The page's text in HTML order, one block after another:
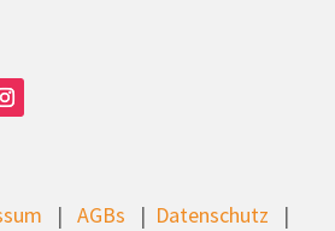
| AGBs | Datenschutz |